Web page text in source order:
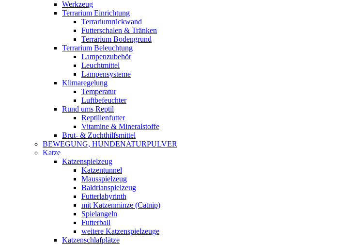
Werkzeug
Terrarium Einrichtung
Terrariumrückwand
Futterschalen & Tränken
Terrarium Bodengrund
Terrarium Beleuchtung
Lampenzubehör
Leuchtmittel
Lampensysteme
Klimaregelung
Temperatur
Luftbefeuchter
Rund ums Reptil
Reptilienfutter
Vitamine & Mineralstoffe
Brut- & Zuchthilfsmittel
BEWEGUNG, HUNDENATURPULVER
Katze
Katzenspielzeug
Katzentunnel
Mausspielzeug
Baldrianspielzeug
Futterlabyrinth
mit Katzenminze (Catnip)
Spielangeln
Futterball
weitere Katzenspielzeuge
Katzenschlafplätze